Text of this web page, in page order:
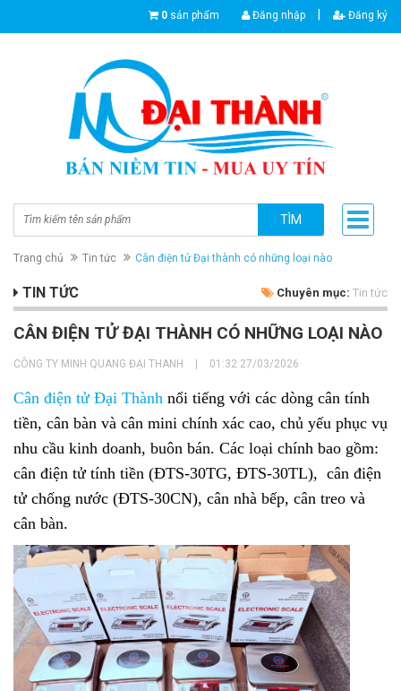
0 sản phẩm Đăng nhập Đăng ký
TÌM
Trang chủ Tin tức Cân điện tử Đại thành có những loại nào
TIN TỨC Chuyên mục: Tin tức
CÂN ĐIỆN TỬ ĐẠI THÀNH CÓ NHỮNG LOẠI NÀO
CÔNG TY MINH QUANG ĐẠI THANH 01:32 27/03/2026
Cân điện tử Đại Thành nổi tiếng với các dòng cân tính
tiền, cân bàn và cân mini chính xác cao, chủ yếu phục vụ
nhu cầu kinh doanh, buôn bán. Các loại chính bao gồm:
cân điện tử tính tiền (ĐTS-30TG, ĐTS-30TL), cân điện
tử chống nước (ĐTS-30CN), cân nhà bếp, cân treo và
cân bàn.